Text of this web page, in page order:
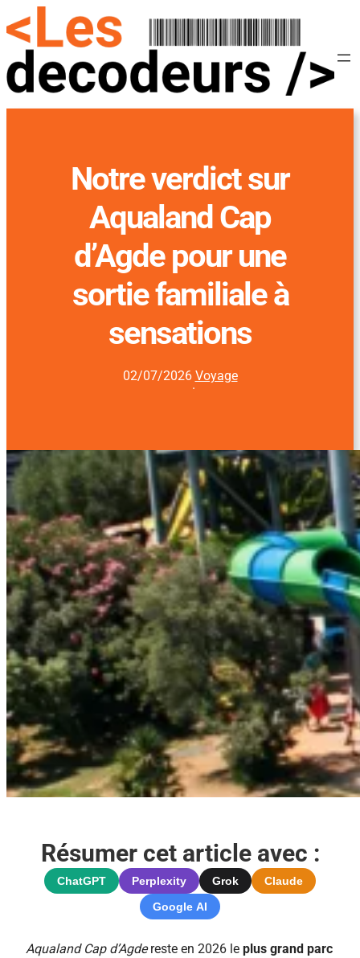
Notre verdict sur
Aqualand Cap
d’Agde pour une
sortie familiale à
sensations
02/07/2026
·
Voyage
Résumer cet article avec :
ChatGPT Perplexity Grok
Claude
Google AI
Aqualand Cap d’Agdereste en 2026 le plus grand parc